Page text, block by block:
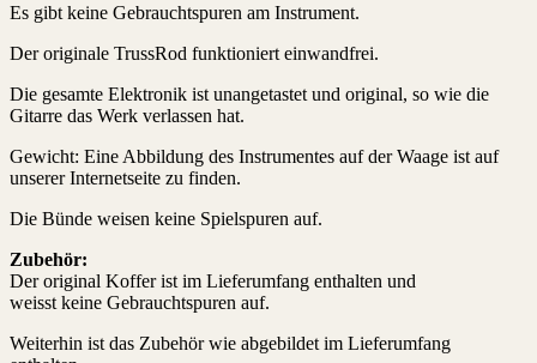
Es gibt keine Gebrauchtspuren am Instrument.
Der originale TrussRod funktioniert einwandfrei.
Die gesamte Elektronik ist unangetastet und original, so wie die
Gitarre das Werk verlassen hat.
Gewicht: Eine Abbildung des Instrumentes auf der Waage ist auf
unserer Internetseite zu finden.
Die Bünde weisen keine Spielspuren auf.
Zubehör:
Der original Koffer ist im Lieferumfang enthalten und
weisst keine Gebrauchtspuren auf.
Weiterhin ist das Zubehör wie abgebildet im Lieferumfang